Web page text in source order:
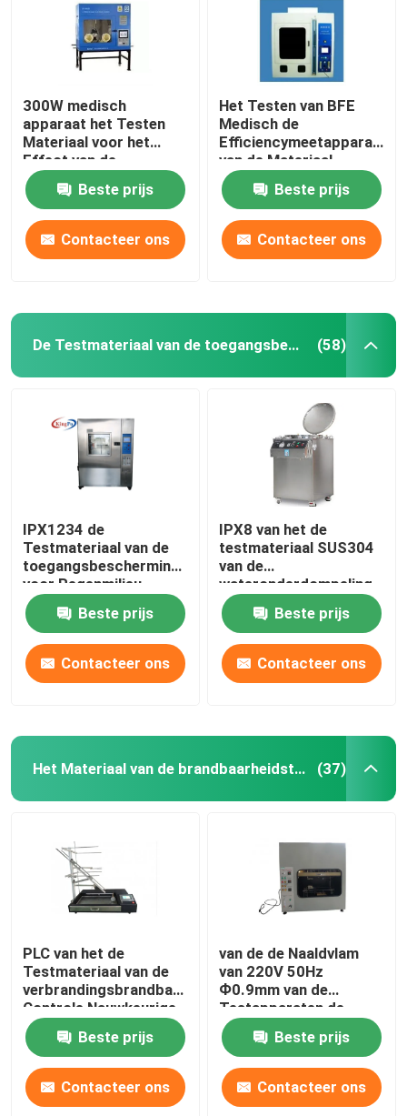
300W medisch
apparaat het Testen
Materiaal voor het
Effect van de
Deeltjesbescherming
Beste prijs
Contacteer ons
Het Testen van BFE
Medisch de
Efficiencymeetapparaat
van de Materiaal
Bacterieel Filtratie
Beste prijs
Contacteer ons
De Testmateriaal van de toegangsbescherming (58)
IPX1234 de
Testmateriaal van de
toegangsbescherming
voor Regenmilieu
Beste prijs
Contacteer ons
IPX8 van het de
testmateriaal SUS304
van de
wateronderdompeling
het Roestvrije
staaltankBeste prijs
Contacteer ons
Het Materiaal van de brandbaarheidstest (37)
PLC van het de
Testmateriaal van de
verbrandingsbrandbaarheid
Controle Nauwkeurige
Timing
Beste prijs
Contacteer ons
van de de Naaldvlam
van 220V 50Hz
Ф0.9mm van de
Testapparaten de
Debietmeteraanpassing
Beste prijs
Contacteer ons